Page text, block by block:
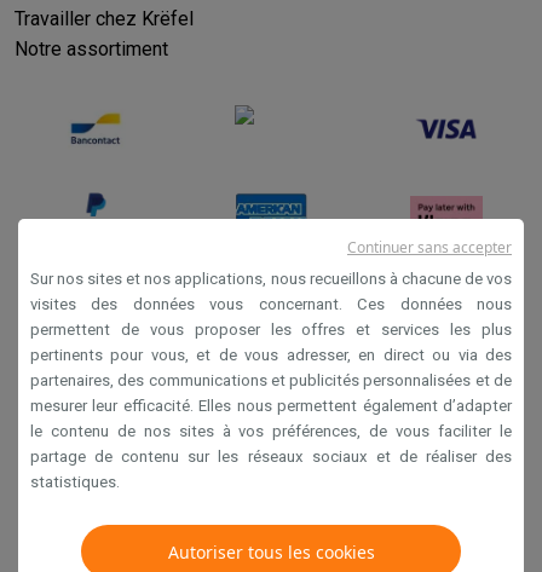
Travailler chez Krëfel
Notre assortiment
Conditions générales de vente
Privacy
Disclaimer
Cookies
Krëfel NV - Steenstraat 44 - Industriezone 4 "T Sas",
1851 Humbeek, België
Sur nos sites et nos applications, nous recueillons à chacune de vos
visites des données vous concernant. Ces données nous
permettent de vous proposer les offres et services les plus
pertinents pour vous, et de vous adresser, en direct ou via des
partenaires, des communications et publicités personnalisées et de
mesurer leur efficacité. Elles nous permettent également d’adapter
le contenu de nos sites à vos préférences, de vous faciliter le
partage de contenu sur les réseaux sociaux et de réaliser des
statistiques.
Autoriser tous les cookies
Continuer sans accepter